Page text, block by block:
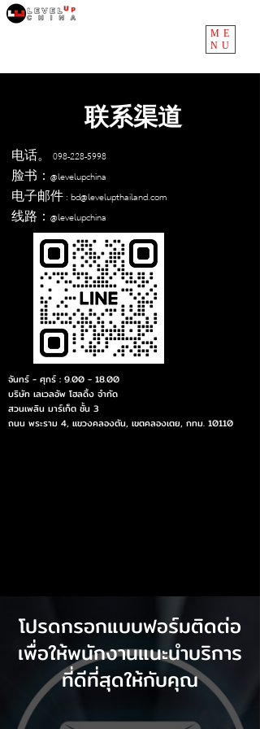
ME
NU
联系渠道
电话。 098-228-5998
脸书：@levelupchina
电子邮件 :bd@levelupthailand.com
线路：@levelupchina
จันทร์ - ศุกร์ : 9.00 - 18.00
บริษัท เลเวลอัพ โฮลดิ้ง จำกัด
สวนเพลิน มาร์เก็ต ชั้น 3
ถนน พระราม 4, แขวงคลองตัน, เขตคลองเตย, กทม. 10110
โปรดกรอกแบบฟอร์มติดต่อ
เพื่อให้พนักงานแนะนำบริการ
ที่ดีที่สุดให้กับคุณ